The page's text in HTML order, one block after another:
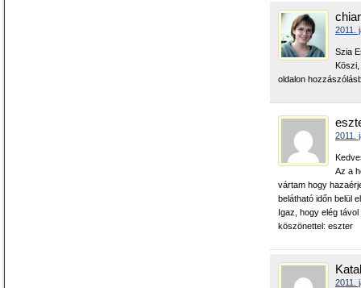
2011.
Szia
oldalon
2011.
Az a
vártam hogy
belátható időn belül
Igaz, hogy elég
köszönettel: eszter
2011.